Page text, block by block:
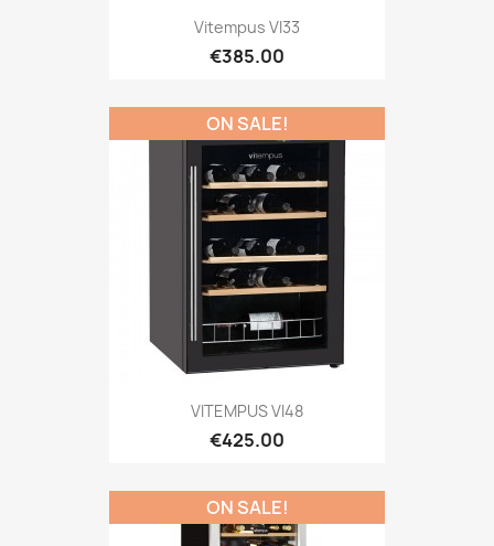
Vitempus VI33
€385.00
VITEMPUS VI48
€425.00
ON SALE!
ON SALE!